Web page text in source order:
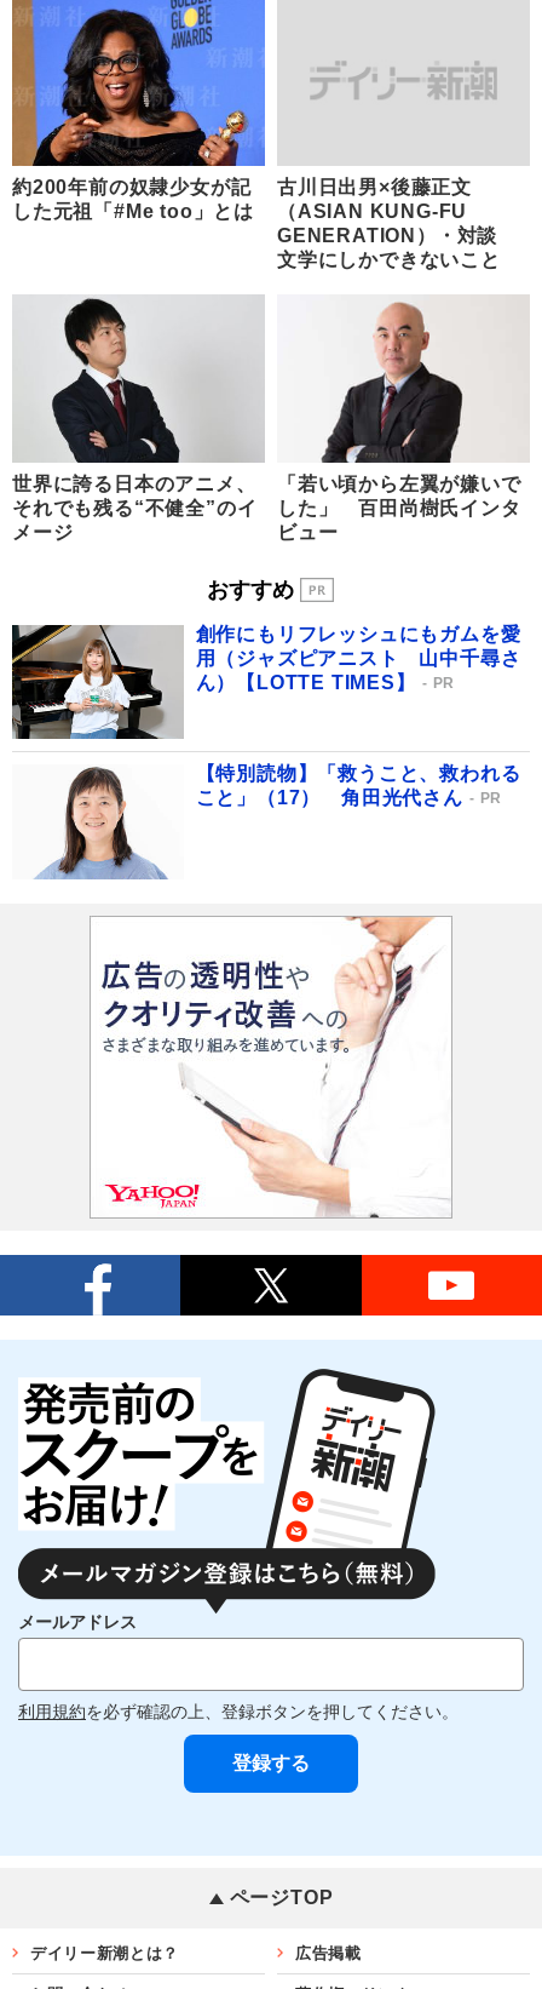
約200年前の奴隷少女が記
した元祖「#Me too」とは
古川日出男×後藤正文
（ASIAN KUNG-FU
GENERATION）・対談
文学にしかできないこと
世界に誇る日本のアニメ、
それでも残る“不健全”のイ
メージ
「若い頃から左翼が嫌いで
した」 百田尚樹氏インタ
ビュー
おすすめ
創作にもリフレッシュにもガムを愛
用（ジャズピアニスト 山中千尋さ
ん）【LOTTE TIMES】
PR
【特別読物】「救うこと、救われる
こと」（17） 角田光代さん
PR
メールアドレス
利用規約を必ず確認の上、登録ボタンを押してください。
ページTOP
デイリー新潮とは？ 広告掲載